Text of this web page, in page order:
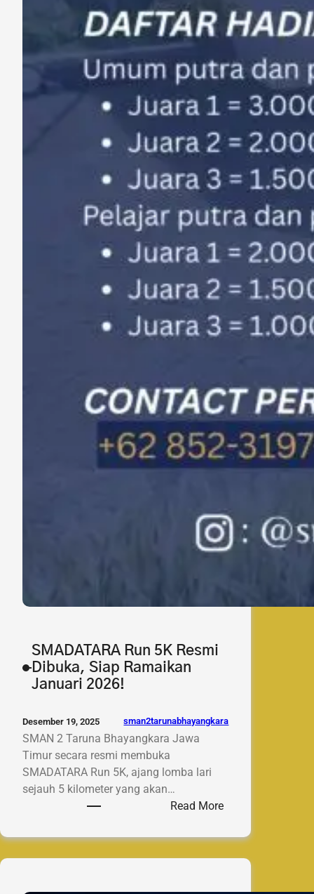
SMADATARA Run 5K Resmi
Dibuka, Siap Ramaikan
Januari 2026!
Desember 19, 2025 sman2tarunabhayangkara
SMAN 2 Taruna Bhayangkara Jawa
Timur secara resmi membuka
SMADATARA Run 5K, ajang lomba lari
sejauh 5 kilometer yang akan…
Read More:
Run
5K
Dibuka,